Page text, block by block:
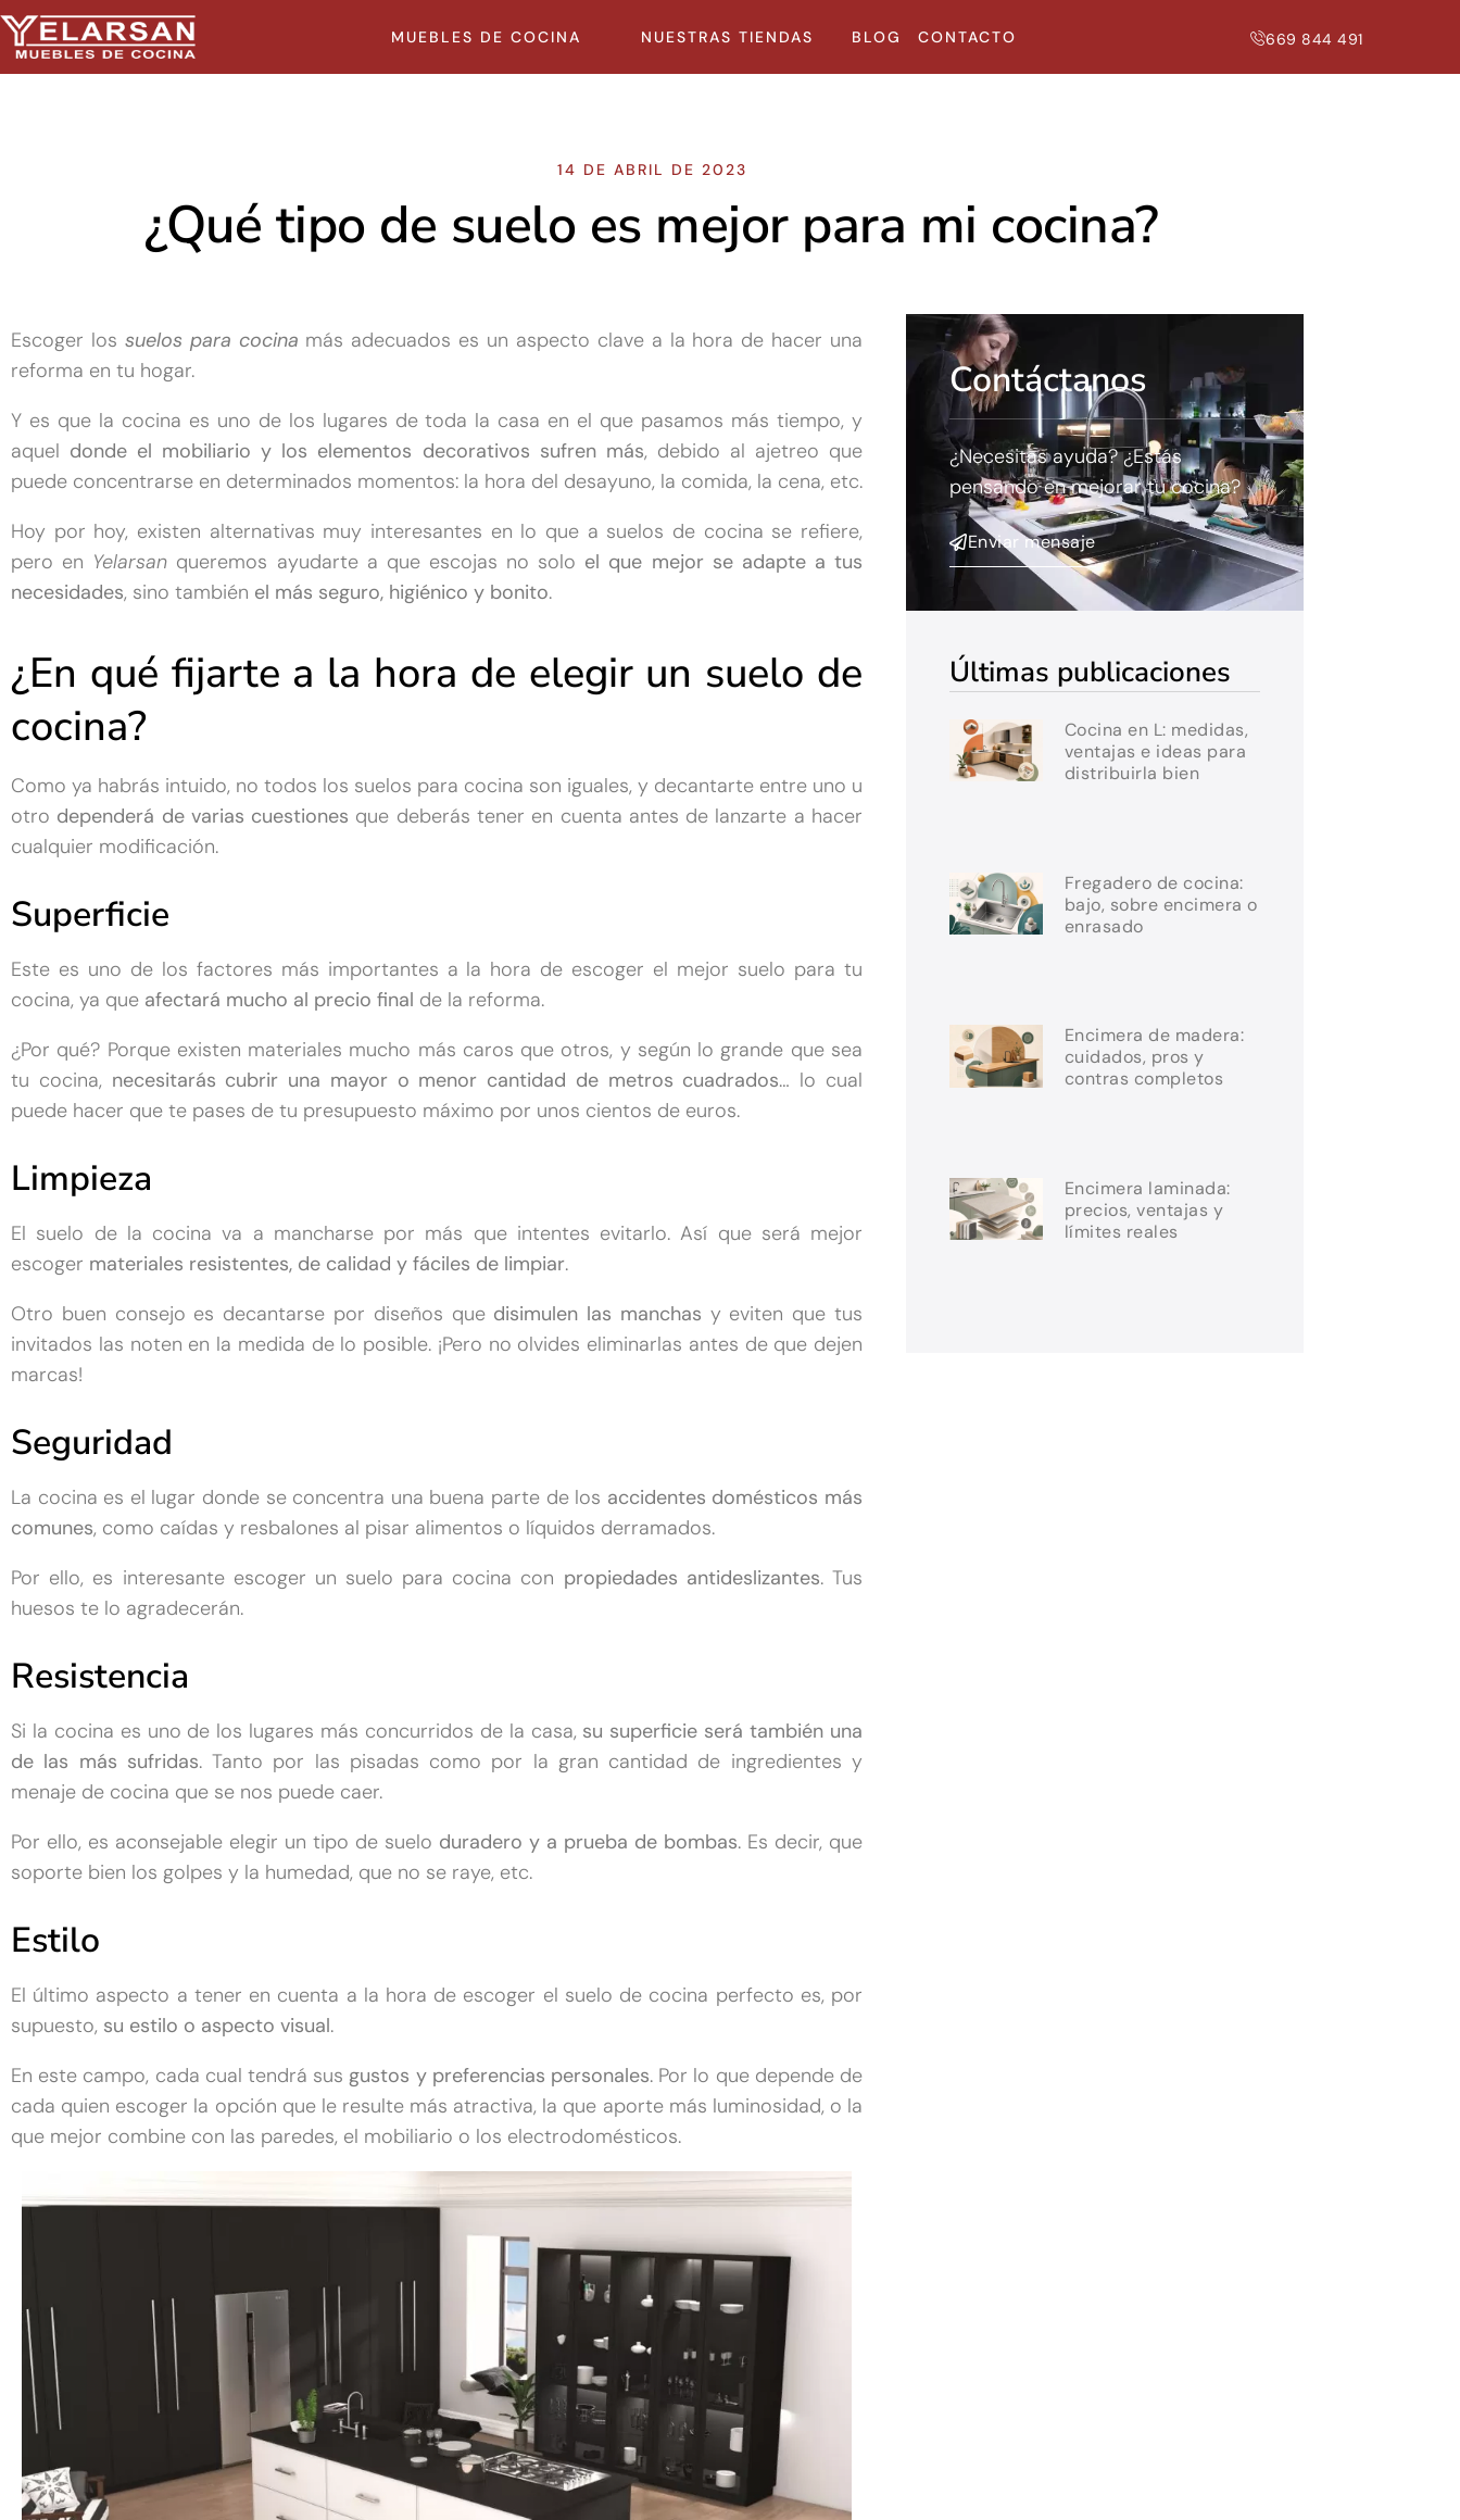
MUEBLES DE COCINA NUESTRAS TIENDAS BLOG CONTACTO 669 844 491
14 DE ABRIL DE 2023
¿Qué tipo de suelo es mejor para mi cocina?
Escoger los suelos para cocina más adecuados es un aspecto clave a la hora de hacer una
reforma en tu hogar.
Y es que la cocina es uno de los lugares de toda la casa en el que pasamos más tiempo, y
aquel donde el mobiliario y los elementos decorativos sufren más, debido al ajetreo que
puede concentrarse en determinados momentos: la hora del desayuno, la comida, la cena, etc.
Hoy por hoy, existen alternativas muy interesantes en lo que a suelos de cocina se refiere,
pero en Yelarsan queremos ayudarte a que escojas no solo el que mejor se adapte a tus
necesidades, sino también el más seguro, higiénico y bonito.
¿En qué fijarte a la hora de elegir un suelo de
cocina?
Como ya habrás intuido, no todos los suelos para cocina son iguales, y decantarte entre uno u
otro dependerá de varias cuestiones que deberás tener en cuenta antes de lanzarte a hacer
cualquier modificación.
Superficie
Este es uno de los factores más importantes a la hora de escoger el mejor suelo para tu
cocina, ya que afectará mucho al precio final de la reforma.
¿Por qué? Porque existen materiales mucho más caros que otros, y según lo grande que sea
tu cocina,necesitarás cubrir una mayor o menor cantidad de metros cuadrados… lo cual
puede hacer que te pases de tu presupuesto máximo por unos cientos de euros.
Limpieza
El suelo de la cocina va a mancharse por más que intentes evitarlo. Así que será mejor
escoger materiales resistentes, de calidad y fáciles de limpiar.
Otro buen consejo es decantarse por diseños que disimulen las manchas y eviten que tus
invitados las noten en la medida de lo posible. ¡Pero no olvides eliminarlas antes de que dejen
marcas!
Seguridad
La cocina es el lugar donde se concentra una buena parte de los accidentes domésticos más
comunes, como caídas y resbalones al pisar alimentos o líquidos derramados.
Por ello, es interesante escoger un suelo para cocina con propiedades antideslizantes. Tus
huesos te lo agradecerán.
Resistencia
Si la cocina es uno de los lugares más concurridos de la casa, su superficie será también una
de las más sufridas. Tanto por las pisadas como por la gran cantidad de ingredientes y
menaje de cocina que se nos puede caer.
Por ello, es aconsejable elegir un tipo de suelo duradero y a prueba de bombas. Es decir, que
soporte bien los golpes y la humedad, que no se raye, etc.
Estilo
El último aspecto a tener en cuenta a la hora de escoger el suelo de cocina perfecto es, por
supuesto, su estilo o aspecto visual.
En este campo, cada cual tendrá sus gustos y preferencias personales. Por lo que depende de
cada quien escoger la opción que le resulte más atractiva, la que aporte más luminosidad, o la
que mejor combine con las paredes, el mobiliario o los electrodomésticos.
Contáctanos
¿Necesitas ayuda? ¿Estás
pensando en mejorar tu cocina?
Enviar mensaje
Últimas publicaciones
Cocina en L: medidas,
ventajas e ideas para
distribuirla bien
Fregadero de cocina:
bajo, sobre encimera o
enrasado
Encimera de madera:
cuidados, pros y
contras completos
Encimera laminada:
precios, ventajas y
límites reales